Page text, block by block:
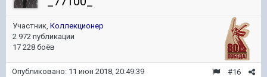
Участник, Коллекционер
2 972 публикации
17 228 боёв
#16
Опубликовано: 11 июн 2018, 20:49:39